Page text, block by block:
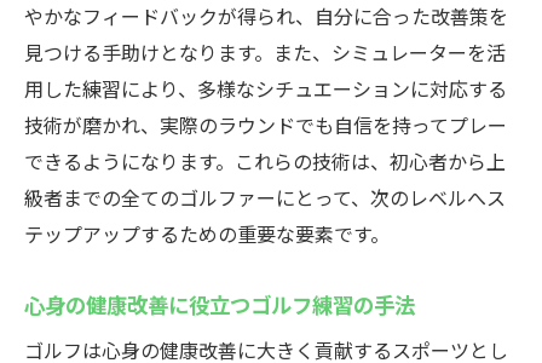
次世代のゴルフスキルを楽しく習得する方
法
ゴルフレッスンで心身共にリフレッシュしよう
ゴルフが心身に与えるリフレッシュ効果
日常のストレスを解消するためのゴルフ活
用法
リフレッシュを追求するゴルフレッスンの
利点
やかなフィードバックが得られ、自分に合った改善策を
見つける手助けとなります。また、シミュレーターを活
用した練習により、多様なシチュエーションに対応する
技術が磨かれ、実際のラウンドでも自信を持ってプレー
できるようになります。これらの技術は、初心者から上
級者までの全てのゴルファーにとって、次のレベルへス
テップアップするための重要な要素です。
心身の健康改善に役立つゴルフ練習の手法
ゴルフは心身の健康改善に大きく貢献するスポーツとし